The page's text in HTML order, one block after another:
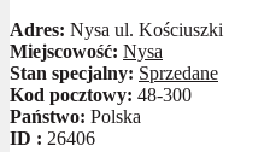
Adres: Nysa ul. Kościuszki
Miejscowość: Nysa
Stan specjalny: Sprzedane
Kod pocztowy: 48-300
Państwo: Polska
ID : 26406